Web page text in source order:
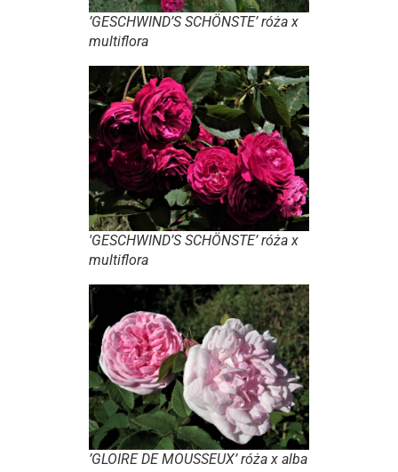
’GESCHWIND’S SCHÖNSTE’ róża x
multiflora
'GESCHWIND’S SCHÖNSTE’ róża x
multiflora
’GLOIRE DE MOUSSEUX’ róża x alba